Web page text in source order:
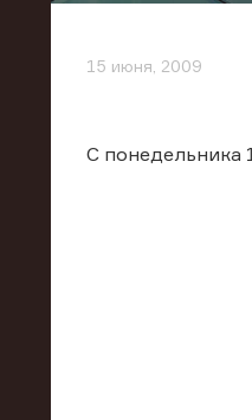
15 июня, 2009
С понедельника